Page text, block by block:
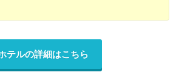
テルの詳細はこちら